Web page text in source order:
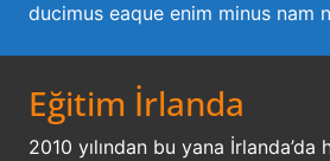
ducimus eaque enim minus nam
Eğitim İrlanda
2010 yılından bu yana İrlanda’da